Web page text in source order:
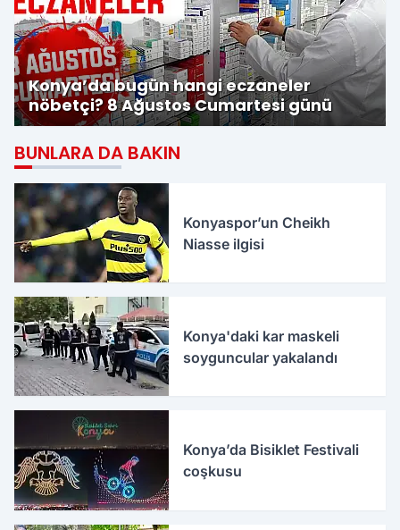
Konya’da bugün hangi eczaneler
nöbetçi? 8 Ağustos Cumartesi günü
BUNLARA DA BAKIN
Konyaspor’un Cheikh
Niasse ilgisi
Konya'daki kar maskeli
soyguncular yakalandı
Konya’da Bisiklet Festivali
coşkusu